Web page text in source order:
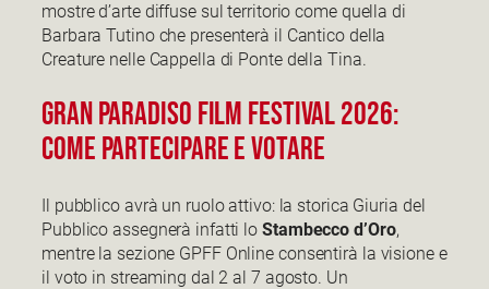
mostre d’arte diffuse sul territorio come quella di
Barbara Tutino che presenterà il Cantico della
Creature nelle Cappella di Ponte della Tina.
Gran Paradiso film festival 2026:
Come partecipare e votare
Il pubblico avrà un ruolo attivo: la storica Giuria del
Pubblico assegnerà infatti lo Stambecco d’Oro,
mentre la sezione GPFF Online consentirà la visione e
il voto in streaming dal 2 al 7 agosto. Un